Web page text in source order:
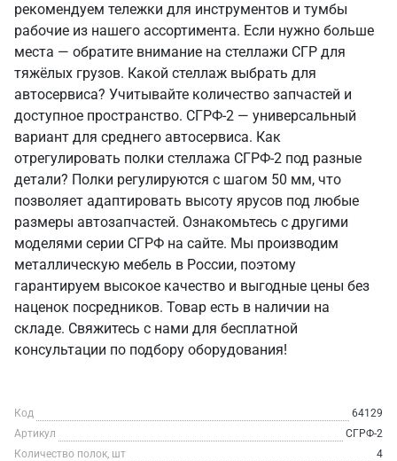
рекомендуем тележки для инструментов и тумбы
рабочие из нашего ассортимента. Если нужно больше
места — обратите внимание на стеллажи СГР для
тяжёлых грузов. Какой стеллаж выбрать для
автосервиса? Учитывайте количество запчастей и
доступное пространство. СГРФ-2 — универсальный
вариант для среднего автосервиса. Как
отрегулировать полки стеллажа СГРФ-2 под разные
детали? Полки регулируются с шагом 50 мм, что
позволяет адаптировать высоту ярусов под любые
размеры автозапчастей. Ознакомьтесь с другими
моделями серии СГРФ на сайте. Мы производим
металлическую мебель в России, поэтому
гарантируем высокое качество и выгодные цены без
наценок посредников. Товар есть в наличии на
складе. Свяжитесь с нами для бесплатной
консультации по подбору оборудования!
Код
64129
Артикул
СГРФ-2
Количество полок, шт
4